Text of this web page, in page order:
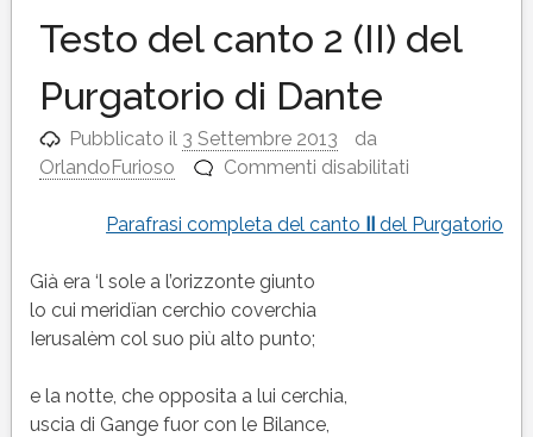
Testo del canto 2 (II) del
Purgatorio di Dante
Pubblicato il 3 Settembre 2013
da
OrlandoFurioso
Commenti disabilitati
del
Parafrasi completa del canto II del Purgatorio
Già era ‘l sole a l’orizzonte giunto
lo cui meridïan cerchio coverchia
Ierusalèm col suo più alto punto;
e la notte, che opposita a lui cerchia,
uscia di Gange fuor con le Bilance,